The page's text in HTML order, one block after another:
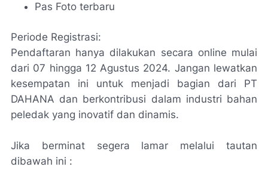
Pas Foto terbaru
Periode Registrasi:
Pendaftaran hanya dilakukan secara online mulai
dari 07 hingga 12 Agustus 2024. Jangan lewatkan
kesempatan ini untuk menjadi bagian dari PT
DAHANA dan berkontribusi dalam industri bahan
peledak yang inovatif dan dinamis.
Jika berminat segera lamar melalui tautan
dibawah ini :